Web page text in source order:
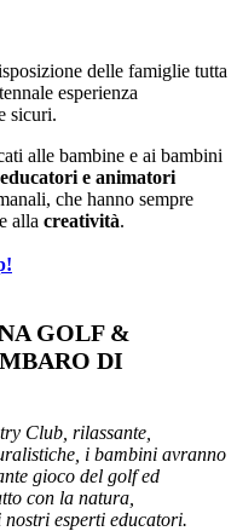
delle famiglie tutta
esperienza
sicuri.
alle bambine e ai bambini
educatori e animatori
che hanno sempre
e alla creatività.
GOLF &
DI
Club, rilassante,
i bambini avranno
gioco del golf ed
con la natura,
esperti educatori.